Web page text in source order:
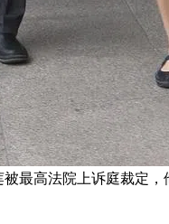
最高法院上诉庭裁定